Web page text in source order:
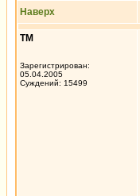
Наверх
ТМ
Зарегистрирован:
05.04.2005
Суждений: 15499